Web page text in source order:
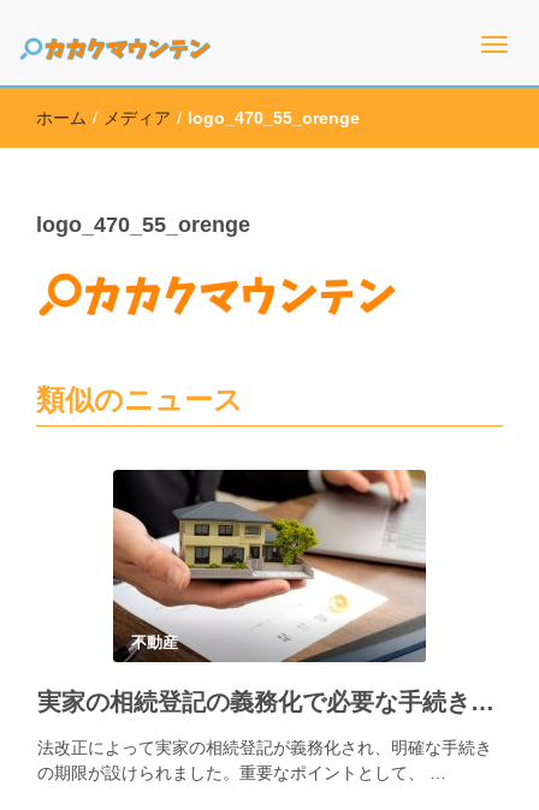
カカクマウンテン
高価買取のための情報を幅広く取り扱うサイト
ホーム / メディア / logo_470_55_orenge
logo_470_55_orenge
類似のニュース
不動産
実家の相続登記の義務化で必要な手続きとポイント
法改正によって実家の相続登記が義務化され、明確な手続き
の期限が設けられました。重要なポイントとして、 …